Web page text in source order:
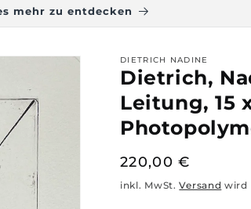
mehr zu entdecken
DIETRICH NADINE
Dietrich,
Leitung, 15
Normaler
Preis
220,00 €
inkl. MwSt.Versand wird